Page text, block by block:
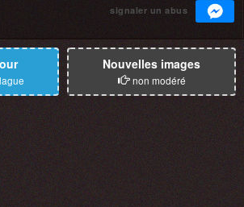
signaler un abus
Nouvelles images
non modéré